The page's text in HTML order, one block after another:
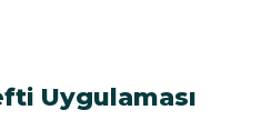
Uygulaması